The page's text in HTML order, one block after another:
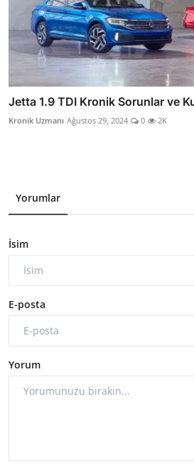
Jetta 1.9 TDI Kronik Sorunlar ve
Kronik Uzmanı Ağustos 29, 2024 0 2K
Yorumlar
İsim
E-posta
Yorum